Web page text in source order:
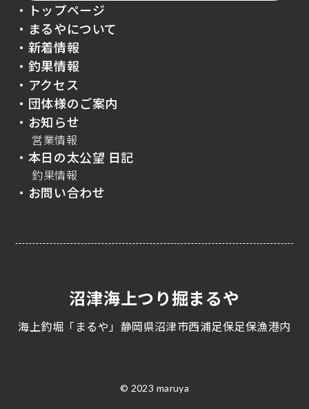
・トップページ
・まるやについて
・新着情報
・釣果情報
・アクセス
・団体様のご案内
・お知らせ
営業情報
・本日の太公望 日記
釣果情報
・お問い合わせ
沼津海上つり掘まるや
海上釣堀「まるや」静岡県沼津市西浦足保足保漁港内
© 2023 maruya